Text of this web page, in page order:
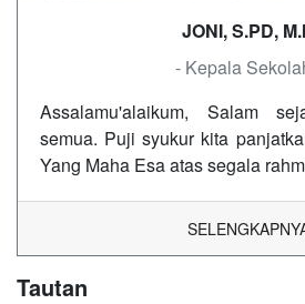
JONI, S.PD,
- Kepala
Assalamu'alaikum, Salam
semua. Puji syukur kita
Yang Maha Esa atas segala
Tautan